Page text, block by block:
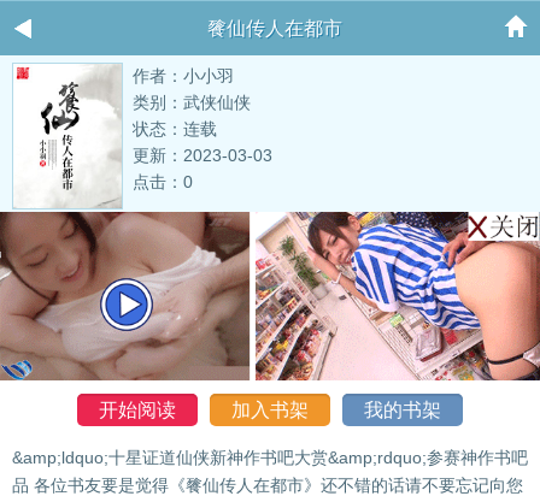
餮仙传人在都市
作者：小小羽
类别：武侠仙侠
状态：连载
更新：2023-03-03
点击：0
开始阅读 加入书架 我的书架
&amp;ldquo;十星证道仙侠新神作书吧大赏&amp;rdquo;参赛神作书吧
品 各位书友要是觉得《餮仙传人在都市》还不错的话请不要忘记向您